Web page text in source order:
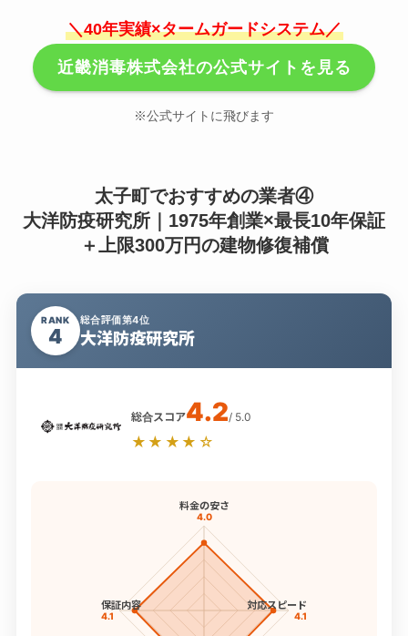
＼40年実績×タームガードシステム／
近畿消毒株式会社の公式サイトを見る
※公式サイトに飛びます
太子町でおすすめの業者④
大洋防疫研究所｜1975年創業×最長10年保証
＋上限300万円の建物修復補償
RANK
4
総合評価第4位
大洋防疫研究所
総合スコア4.2/ 5.0
★★★★☆
料金の安さ
4.0
対応スピード
4.1
保証内容
4.1